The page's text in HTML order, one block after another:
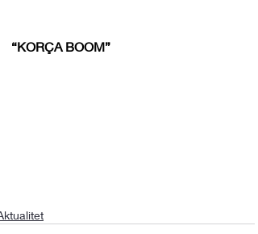
“KORÇA BOOM”